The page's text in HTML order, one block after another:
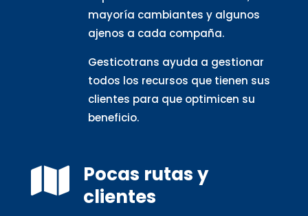
mayoría cambiantes y algunos
ajenos a cada compaña.
Gesticotrans ayuda a gestionar
todos los recursos que tienen sus
clientes para que optimicen su
beneficio.

Pocas rutas y
clientes